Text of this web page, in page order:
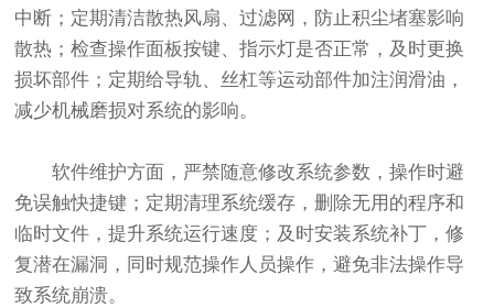
中断；定期清洁散热风扇、过滤网，防止积尘堵塞影响
散热；检查操作面板按键、指示灯是否正常，及时更换
损坏部件；定期给导轨、丝杠等运动部件加注润滑油，
减少机械磨损对系统的影响。
软件维护方面，严禁随意修改系统参数，操作时避
免误触快捷键；定期清理系统缓存，删除无用的程序和
临时文件，提升系统运行速度；及时安装系统补丁，修
复潜在漏洞，同时规范操作人员操作，避免非法操作导
致系统崩溃。